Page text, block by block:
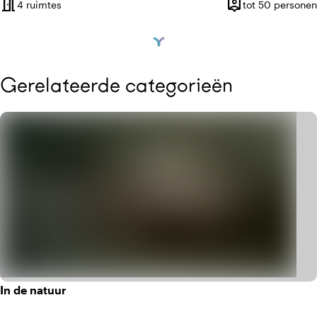
meeting_room4 ruimtes person_pin
Capaciteit
tot 50 personen
Gerelateerde categorieën
In de natuur